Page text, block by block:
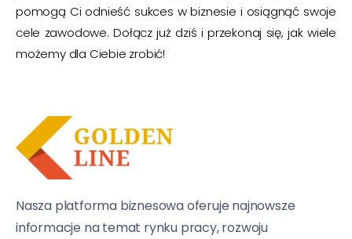
pomogą Ci odnieść sukces w biznesie i osiągnąć swoje
cele zawodowe. Dołącz już dziś i przekonaj się, jak wiele
możemy dla Ciebie zrobić!
Nasza platforma biznesowa oferuje najnowsze
informacje na temat rynku pracy, rozwoju